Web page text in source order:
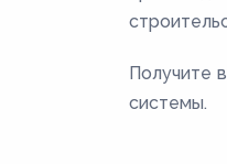
Получите
системы.